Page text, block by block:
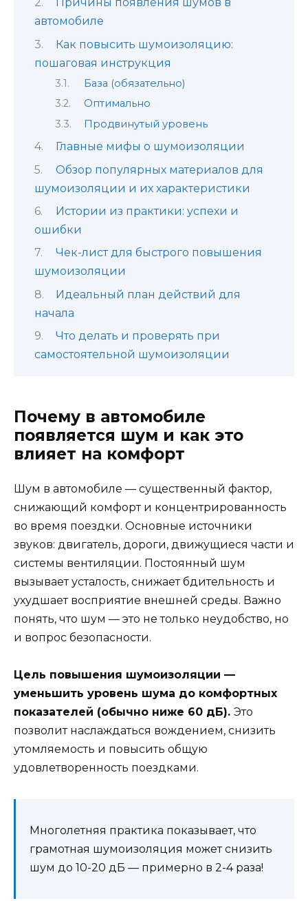
автомобиле
Как повысить шумоизоляцию:
пошаговая инструкция
База (обязательно)
Оптимально
Продвинутый уровень
Главные мифы о шумоизоляции
Обзор популярных материалов для
шумоизоляции и их характеристики
Истории из практики: успехи и
ошибки
Чек-лист для быстрого повышения
шумоизоляции
Идеальный план действий для
начала
Что делать и проверять при
самостоятельной шумоизоляции
Почему в автомобиле
появляется шум и как это
влияет на комфорт
Шум в автомобиле — существенный фактор,
снижающий комфорт и концентрированность
во время поездки. Основные источники
звуков: двигатель, дороги, движущиеся части и
системы вентиляции. Постоянный шум
вызывает усталость, снижает бдительность и
ухудшает восприятие внешней среды. Важно
понять, что шум — это не только неудобство, но
и вопрос безопасности.
Цель повышения шумоизоляции —
уменьшить уровень шума до комфортных
показателей (обычно ниже 60 дБ). Это
позволит наслаждаться вождением, снизить
утомляемость и повысить общую
удовлетворенность поездками.
Многолетняя практика показывает, что
грамотная шумоизоляция может снизить
шум до 10-20 дБ — примерно в 2-4 раза!